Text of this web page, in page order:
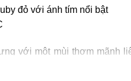
đỏ với ánh tím nổi bật
với một mùi thơm mãnh
Hương vị của nó tinh tế, đầy